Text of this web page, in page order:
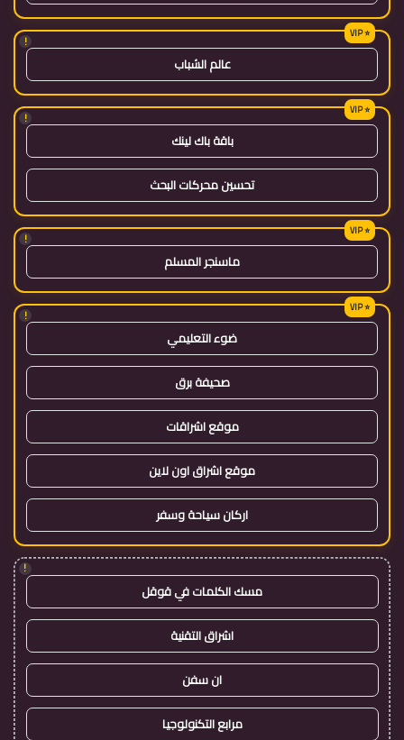
!
عالم الشباب
!
باقة باك لينك
تحسين محركات البحث
!
ماسنجر المسلم
!
ضوء التعليمي
صحيفة برق
موقع اشراقات
موقع اشراق اون لاين
اركان سياحة وسفر
!
مسك الكلمات في قوقل
اشراق التقنية
ان سفن
مرابع التكنولوجيا